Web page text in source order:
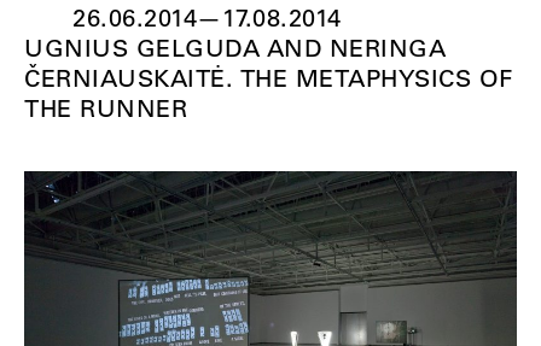
26.06.2014— 17.08.2014
UGNIUS GELGUDA AND NERINGA
ČERNIAUSKAITĖ. THE METAPHYSICS OF
THE RUNNER